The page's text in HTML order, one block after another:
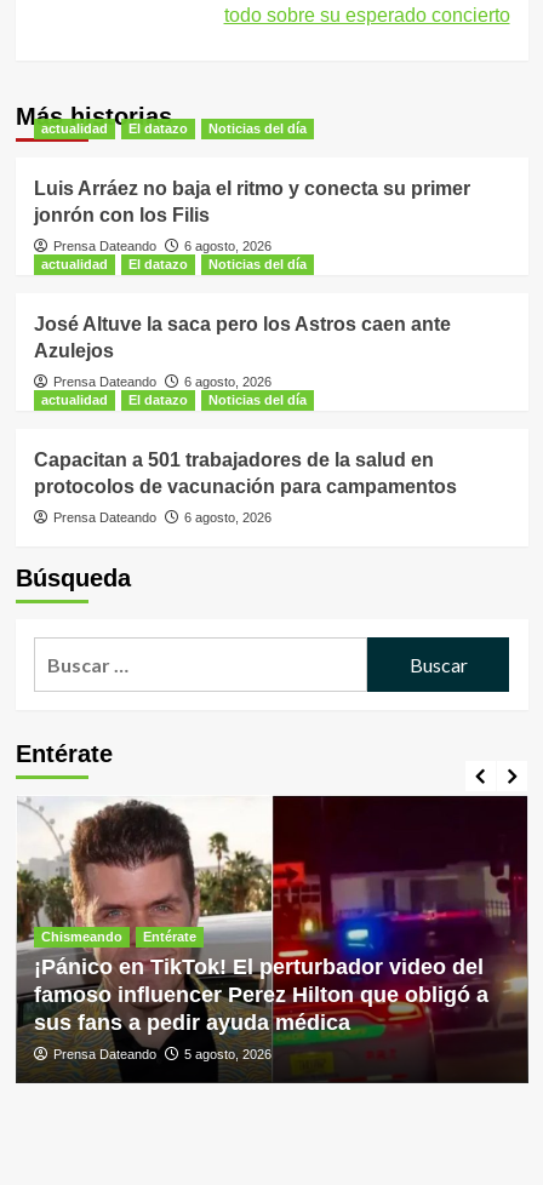
todo sobre su esperado concierto
Más historias
actualidad El datazo Noticias del día
Luis Arráez no baja el ritmo y conecta su primer
jonrón con los Filis
Prensa Dateando
6 agosto, 2026
actualidad
El datazo Noticias del día
José Altuve la saca pero los Astros caen ante
Azulejos
Prensa Dateando
6 agosto, 2026
actualidad
El datazo Noticias del día
Capacitan a 501 trabajadores de la salud en
protocolos de vacunación para campamentos
Prensa Dateando 6 agosto, 2026
Búsqueda
Entérate
Chismeando Entérate
¡Pánico en TikTok! El perturbador video del
famoso influencer Perez Hilton que obligó a
sus fans a pedir ayuda médica
Prensa Dateando 5 agosto, 2026